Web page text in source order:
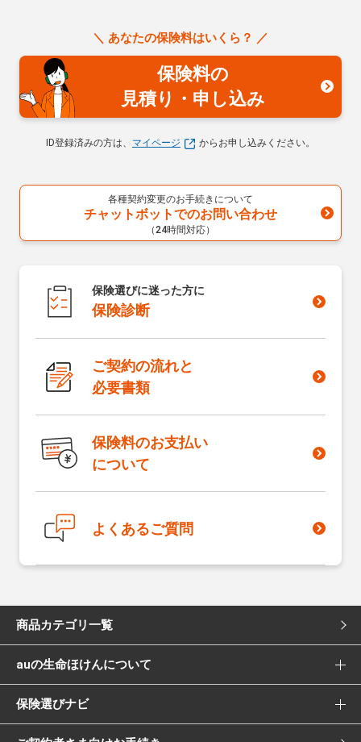
＼ あなたの保険料はいくら？ ／
保険料の
見積り・申し込み
ID登録済みの方は、 マイページ からお申し込みください。
各種契約変更のお手続きについて
チャットボットでのお問い合わせ
（24時間対応）
保険選びに迷った方に
保険診断
ご契約の流れと
必要書類
保険料のお支払い
について
よくあるご質問
商品カテゴリ一覧
死亡保険
医療保険
auの生命ほけんについて
選ばれる理由
保険選びナビ